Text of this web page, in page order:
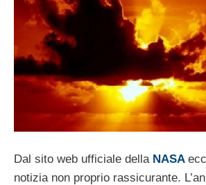
Dal sito web ufficiale della NASA
notizia non proprio rassicurante.